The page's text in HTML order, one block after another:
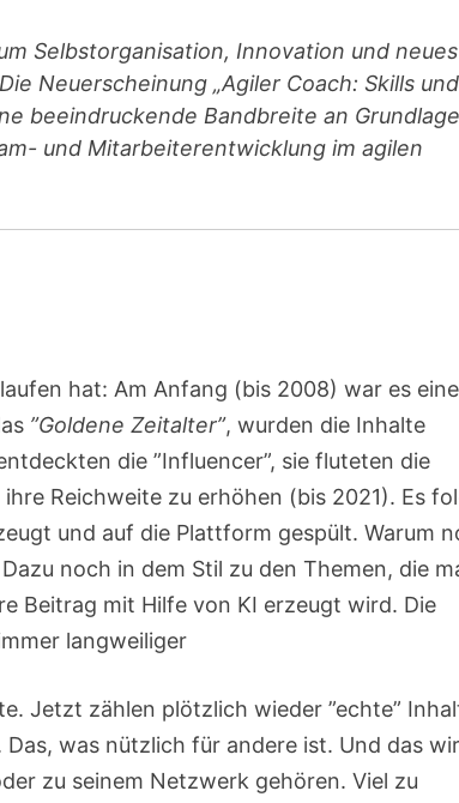
Selbstorganisation, Innovation und neues
Neuerscheinung „Agiler Coach: Skills und
beeindruckende Bandbreite an
und Mitarbeiterentwicklung im agilen
hat: Am Anfang (bis 2008) war es eine
”Goldene Zeitalter”, wurden die Inhalte
die ”Influencer”, sie fluteten die
Reichweite zu erhöhen (bis 2021). Es
und auf die Plattform gespült. Warum
noch in dem Stil zu den Themen, die
Beitrag mit Hilfe von KI erzeugt wird. Die
langweiliger
Jetzt zählen plötzlich wieder ”echte”
was nützlich für andere ist. Und das
zu seinem Netzwerk gehören. Viel zu